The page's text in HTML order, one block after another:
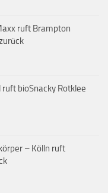
ruft Brampton
ruft bioSnacky Rotklee
– Kölln ruft